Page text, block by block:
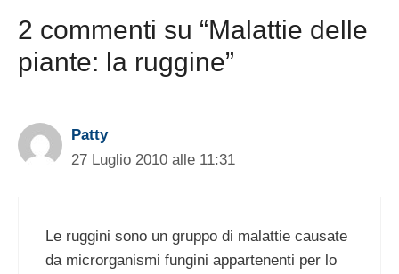
2 commenti su “Malattie delle
piante: la ruggine”
Patty
27 Luglio 2010 alle 11:31
Le ruggini sono un gruppo di malattie causate
da microrganismi fungini appartenenti per lo